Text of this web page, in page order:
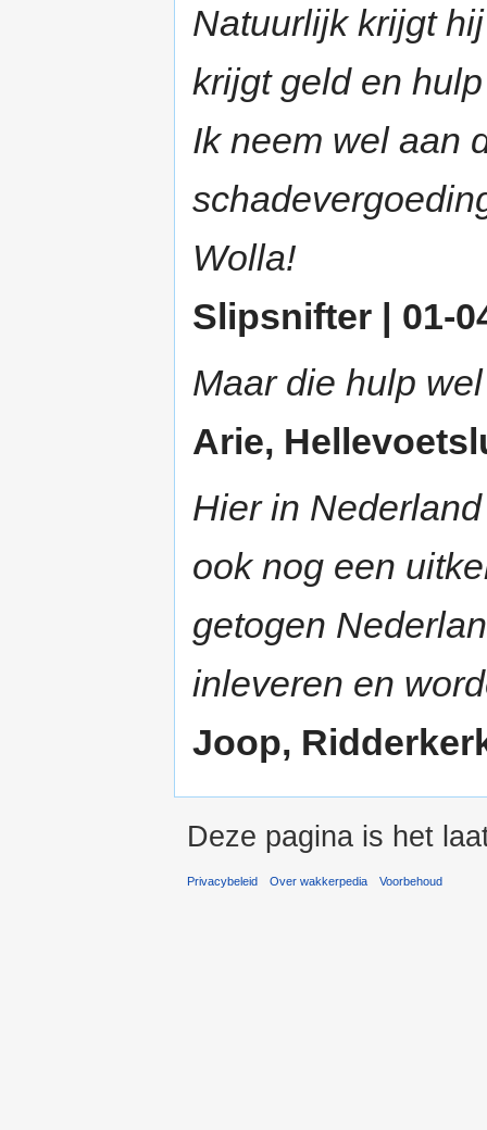
Natuurlijk krijgt
krijgt geld en
Ik neem wel aan
Wolla!
Slipsnifter | 01-
Maar die hulp
Arie,
Hier in
ook nog een
getogen
inleveren en
Joop,
Deze pagina is het
Privacybeleid Over wakkerpedia Voorbehoud